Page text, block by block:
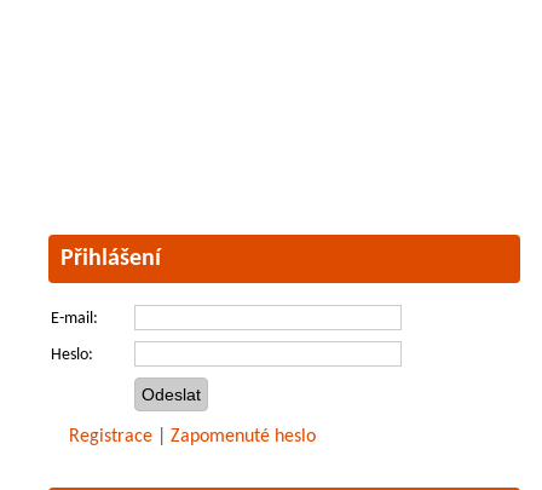
Přihlášení
E-mail:
Heslo:
Registrace Zapomenuté heslo